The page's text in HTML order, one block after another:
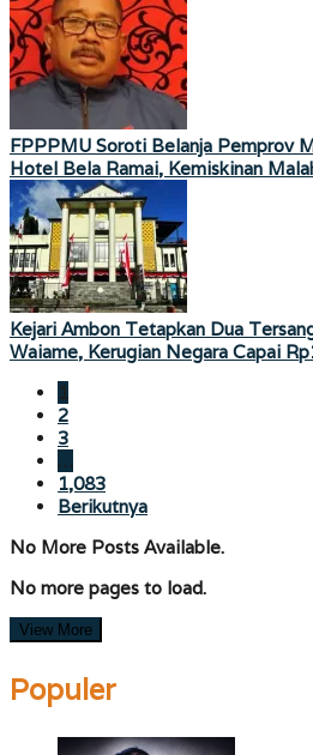
FPPPMU Soroti Belanja Pemprov
Hotel Bela Ramai, Kemiskinan
Kejari Ambon Tetapkan Dua
Waiame, Kerugian Negara Capai
1
2
3
…
1,083
Berikutnya
No More Posts Available.
No more pages to load.
View More
Populer